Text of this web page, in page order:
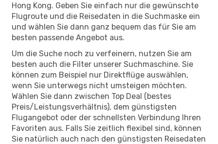
Hong Kong. Geben Sie einfach nur die gewünschte
Flugroute und die Reisedaten in die Suchmaske ein
und wählen Sie dann ganz bequem das für Sie am
besten passende Angebot aus.
Um die Suche noch zu verfeinern, nutzen Sie am
besten auch die Filter unserer Suchmaschine. Sie
können zum Beispiel nur Direktflüge auswählen,
wenn Sie unterwegs nicht umsteigen möchten.
Wählen Sie dann zwischen Top Deal (bestes
Preis/Leistungsverhältnis), dem günstigsten
Flugangebot oder der schnellsten Verbindung Ihren
Favoriten aus. Falls Sie zeitlich flexibel sind, können
Sie natürlich auch nach den günstigsten Reisedaten